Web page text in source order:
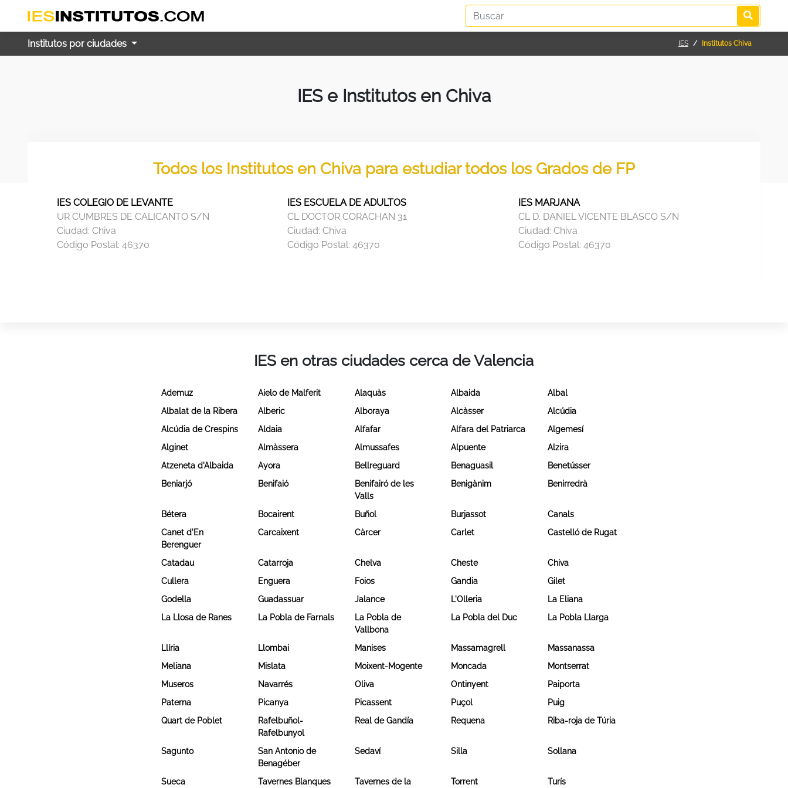
Institutos por ciudades IES Institutos Chiva
IES e Institutos en Chiva
Todos los Institutos en Chiva para estudiar todos los Grados de FP
IES COLEGIO DE LEVANTE
UR CUMBRES DE CALICANTO S/N
Ciudad: Chiva
Código Postal: 46370
IES ESCUELA DE ADULTOS
CL DOCTOR CORACHAN 31
Ciudad:Chiva
Código Postal:46370
IES MARJANA
CL D. DANIEL VICENTE BLASCO S/N
Ciudad: Chiva
Código Postal: 46370
IES en otras ciudades cerca de Valencia
Ademuz Aielo de Malferit Alaquàs Albaida
Albal
Albalat de la Ribera
Alberic Alboraya Alcàsser
Alcúdia
Alcúdia de Crespins
Aldaia Alfafar Alfara del Patriarca
Algemesí
Alginet
Almàssera Almussafes Alpuente
Alzira
Atzeneta d'Albaida
Ayora Bellreguard Benaguasil
Benetússer
Beniarjó
Benifaió
Benifairó de les
Valls
Benigànim Benirredrà
Bétera Bocairent Buñol Burjassot
Canals
Canet d'En
Berenguer
Carcaixent Càrcer Carlet Castelló de Rugat
Catadau Catarroja Chelva Cheste
Chiva
Cullera
Enguera Foios Gandia
Gilet
Godella
Guadassuar Jalance L'Olleria
La Eliana
La Llosa de Ranes
La Pobla de Farnals
La Pobla de
Vallbona
La Pobla del Duc La Pobla Llarga
Llíria Llombai Manises Massamagrell
Massanassa
Meliana
Mislata Moixent-Mogente Moncada
Montserrat
Museros
Navarrés Oliva Ontinyent
Paiporta
Paterna
Picanya Picassent Puçol
Puig
Quart de Poblet
Rafelbuñol-
Rafelbunyol
Real de Gandía Requena Riba-roja de Túria
Sagunto
San Antonio de
Benagéber
Sedaví Silla Sollana
Sueca Tavernes Blanques Tavernes de la Torrent Turís